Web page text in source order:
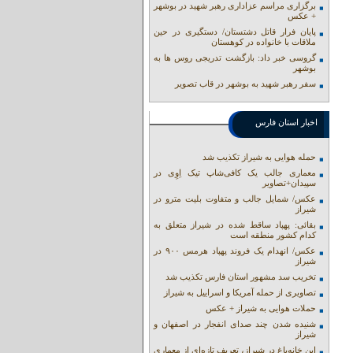
برگزاری مراسم عزاداری رهبر شهید در بوشهر
+ عکس
پایان فرار قاتل دشتستان/ دستگیری در حین
ملاقات با خانواده در کوهستان
گروسی خبر داد: بازگشت تدریجی روس ها به
بوشهر
سفر رهبر شهید به بوشهر در قاب تصویر
اخبار استان فارس
حمله هوایی به شیراز تکذیب شد
معماری جالب یک کافی‌شاپ تیک اِوِی در
سپیدان+تصاویر
عکس/ شمایل جالب و متفاوت بلیت مترو در
شیراز
بقائی: پهپاد ساقط شده در شیراز متعلق به
کدام کشور منطقه است
عکس/ انهدام یک فروند پهپاد هرمس ۹۰۰ در
شیراز
تخریب سد مشهور استان فارس تکذیب شد
تصاویری از حمله آمریکا و اسراییل به شیراز
حملات هوایی به شیراز + عکس
شنیده شدن چند صدای انفجار در اصفهان و
شیراز
این خانه‌باغ در شیراز، تعریف تازه‌ای از معماری